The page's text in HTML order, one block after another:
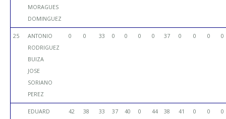
MORAGUES
DOMINGUEZ
25
ANTONIO
RODRIGUEZ
BUIZA
JOSE
SORIANO
PEREZ
0 0 33 0 0 0 0 37 0 0 0 0
EDUARD
42 38 33 37 40 0 44 38 41 0 0 0